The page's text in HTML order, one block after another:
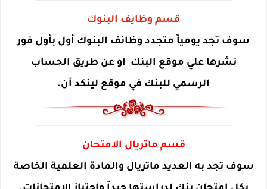
قسم وظايف البنوك
سوف تجد يومياّ متجدد وظائف البنوك أول بأول فور
نشرها علي موقع البنك او عن طريق الحساب
الرسمي للبنك في موقع لينكد أن.
قسم ماتريال الامتحان
سوف تجد به العديد ماتريال والمادة العلمية الخاصة